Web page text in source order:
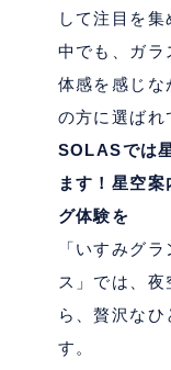
して注目を集
中でも、ガラ
体感を感じな
の方に選ばれ
SOLASでは
ます！星空
グ体験を
「いすみグ
ス」では、
ら、贅沢な
す。